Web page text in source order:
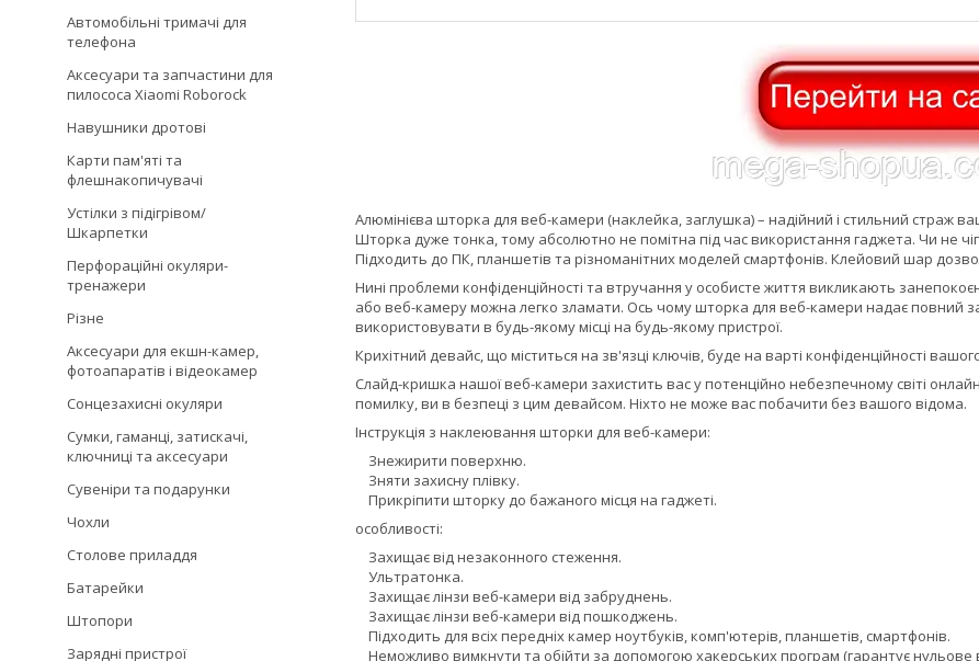
Алюмінієва шторка для веб-камери (наклейка, заглушка) – надійний і стильний страж
Шторка дуже тонка, тому абсолютно не помітна під час використання гаджета. Чи не
Підходить до ПК, планшетів та різноманітних моделей смартфонів. Клейовий шар
Нині проблеми конфіденційності та втручання у особисте життя викликають
або веб-камеру можна легко зламати. Ось чому шторка для веб-камери надає повний
використовувати в будь-якому місці на будь-якому пристрої.
Крихітний девайс, що міститься на зв'язці ключів, буде на варті конфіденційності
Слайд-кришка нашої веб-камери захистить вас у потенційно небезпечному світі
помилку, ви в безпеці з цим девайсом. Ніхто не може вас побачити без вашого відома.
Інструкція з наклеювання шторки для веб-камери:
Знежирити поверхню.
Зняти захисну плівку.
Прикріпити шторку до бажаного місця на гаджеті.
особливості:
Захищає від незаконного стеження.
Ультратонка.
Захищає лінзи веб-камери від забруднень.
Захищає лінзи веб-камери від пошкоджень.
Підходить для всіх передніх камер ноутбуків, комп'ютерів, планшетів, смартфонів.
Неможливо вимкнути та обійти за допомогою хакерських програм (гарантує нульове
Автомобільні тримачі для
телефона
Аксесуари та запчастини для
пилососа Xiaomi Roborock
Навушники дротові
Карти пам'яті та
флешнакопичувачі
Устілки з підігрівом/
Шкарпетки
Перфораційні окуляри-
тренажери
Різне
Аксесуари для екшн-камер,
фотоапаратів і відеокамер
Сонцезахисні окуляри
Сумки, гаманці, затискачі,
ключниці та аксесуари
Сувеніри та подарунки
Чохли
Столове приладдя
Батарейки
Штопори
Зарядні пристрої